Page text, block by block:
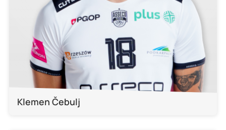
Klemen Čebulj